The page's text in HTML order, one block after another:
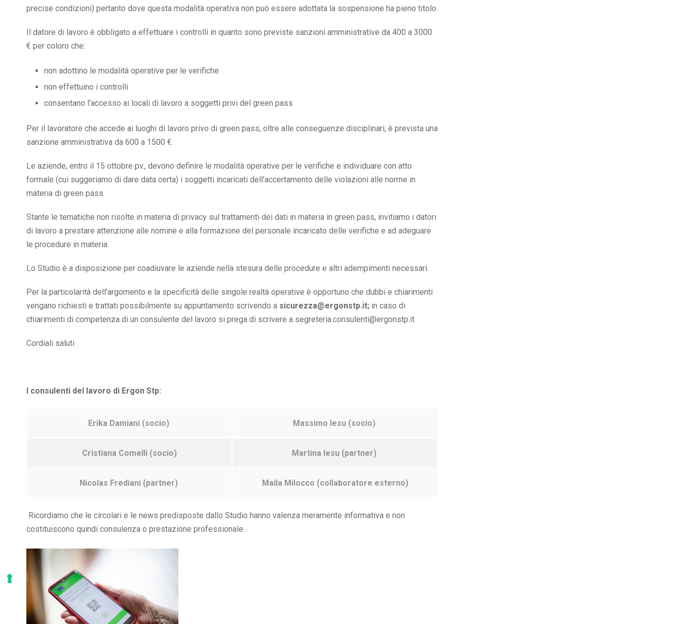
precise condizioni) pertanto dove questa modalità operativa non può essere adottata la sospensione ha pieno titolo.
Il datore di lavoro è obbligato a effettuare i controlli in quanto sono previste sanzioni amministrative da 400 a 3000
€ per coloro che:
non adottino le modalità operative per le verifiche
non effettuino i controlli
consentano l’accesso ai locali di lavoro a soggetti privi del green pass
Per il lavoratore che accede ai luoghi di lavoro privo di green pass, oltre alle conseguenze disciplinari, è prevista una
sanzione amministrativa da 600 a 1500 €.
Le aziende, entro il 15 ottobre pv., devono definire le modalità operative per le verifiche e individuare con atto
formale (cui suggeriamo di dare data certa) i soggetti incaricati dell’accertamento delle violazioni alle norme in
materia di green pass.
Stante le tematiche non risolte in materia di privacy sul trattamenti dei dati in materia in green pass, invitiamo i datori
di lavoro a prestare attenzione alle nomine e alla formazione del personale incaricato delle verifiche e ad adeguare
le procedure in materia.
Lo Studio è a disposizione per coadiuvare le aziende nella stesura delle procedure e altri adempimenti necessari.
Per la particolarità dell’argomento e la specificità delle singole realtà operative è opportuno che dubbi e chiarimenti
vengano richiesti e trattati possibilmente su appuntamento scrivendo a sicurezza@ergonstp.it; in caso di
chiarimenti di competenza di un consulente del lavoro si prega di scrivere a segreteria.consulenti@ergonstp.it
Cordiali saluti
I consulenti del lavoro di Ergon Stp:
Erika Damiani (socio) Massimo Iesu (socio)
Cristiana Comelli (socio) Martina Iesu (partner)
Nicolas Frediani (partner) Maila Milocco (collaboratore esterno)
Ricordiamo che le circolari e le news predisposte dallo Studio hanno valenza meramente informativa e non
costituiscono quindi consulenza o prestazione professionale.